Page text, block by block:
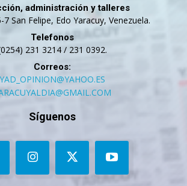
administración y talleres
San Felipe, Edo Yaracuy, Venezuela.
Telefonos
231 3214 / 231 0392.
Correos:
YAD_OPINION@YAHOO.ES
Síguenos